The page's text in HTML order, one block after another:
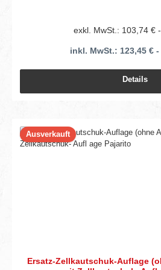
exkl. MwSt.: 103,74 €
inkl. MwSt.: 123,45 € -
Details
Ausverkauft
Ersatz-Zellkautschuk-Auflage